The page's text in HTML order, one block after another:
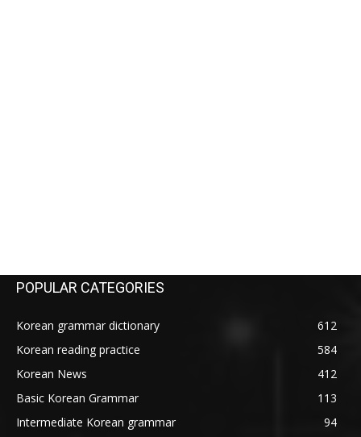
POPULAR CATEGORIES
Korean grammar dictionary
612
Korean reading practice
584
Korean News
412
Basic Korean Grammar
113
Intermediate Korean grammar
94